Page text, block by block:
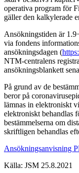
operativa program för
gäller den kalkylerade
Ansökningstiden är
via fondens
ansökningsdagen (
NTM-centralens
ansökningsblankett
På grund av de
beror på
lämnas in elektroniskt
elektroniskt behandlas
bestämmelserna om
skriftligen behandlas
Ansökningsanvisning
Källa: JSM 25.8.2021